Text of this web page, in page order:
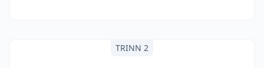
TRINN 2